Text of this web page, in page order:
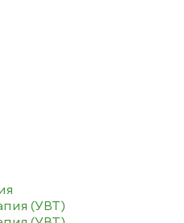
(УВТ)